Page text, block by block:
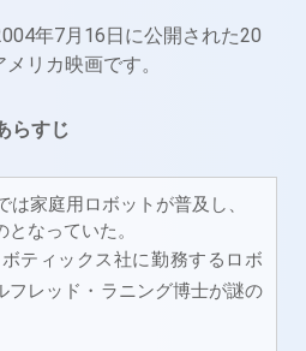
年7月16日に公開された20
リカ映画です。
らすじ
は家庭用ロボットが普及し、
なっていた。
ティックス社に勤務するロボ
フレッド・ラニング博士が謎の